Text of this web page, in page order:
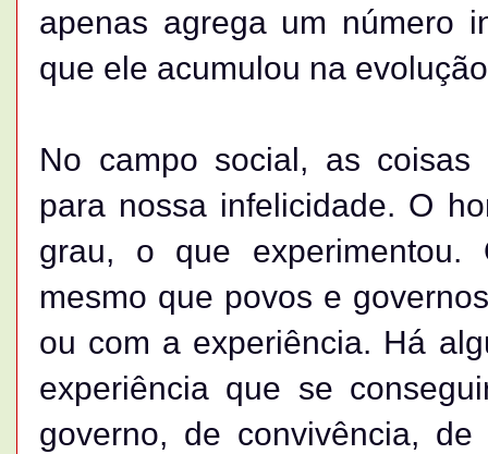
apenas agrega um número
que ele acumulou na
No campo social, as coisas
para nossa infelicidade. O
grau, o que
mesmo que povos e
ou com a experiência. Há
experiência que se
governo, de convivência,